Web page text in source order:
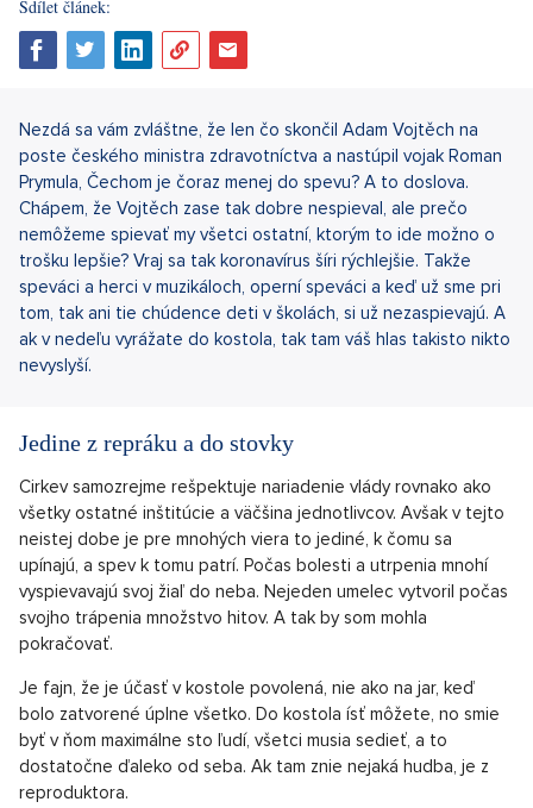
Sdílet článek:
Nezdá sa vám zvláštne, že len čo skončil Adam Vojtěch na
poste českého ministra zdravotníctva a nastúpil vojak Roman
Prymula, Čechom je čoraz menej do spevu? A to doslova.
Chápem, že Vojtěch zase tak dobre nespieval, ale prečo
nemôžeme spievať my všetci ostatní, ktorým to ide možno o
trošku lepšie? Vraj sa tak koronavírus šíri rýchlejšie. Takže
speváci a herci v muzikáloch, operní speváci a keď už sme pri
tom, tak ani tie chúdence deti v školách, si už nezaspievajú. A
ak v nedeľu vyrážate do kostola, tak tam váš hlas takisto nikto
nevyslyší.
Jedine z repráku a do stovky
Cirkev samozrejme rešpektuje nariadenie vlády rovnako ako
všetky ostatné inštitúcie a väčšina jednotlivcov. Avšak v tejto
neistej dobe je pre mnohých viera to jediné, k čomu sa
upínajú, a spev k tomu patrí. Počas bolesti a utrpenia mnohí
vyspievavajú svoj žiaľ do neba. Nejeden umelec vytvoril počas
svojho trápenia množstvo hitov. A tak by som mohla
pokračovať.
Je fajn, že je účasť v kostole povolená, nie ako na jar, keď
bolo zatvorené úplne všetko. Do kostola ísť môžete, no smie
byť v ňom maximálne sto ľudí, všetci musia sedieť, a to
dostatočne ďaleko od seba. Ak tam znie nejaká hudba, je z
reproduktora.